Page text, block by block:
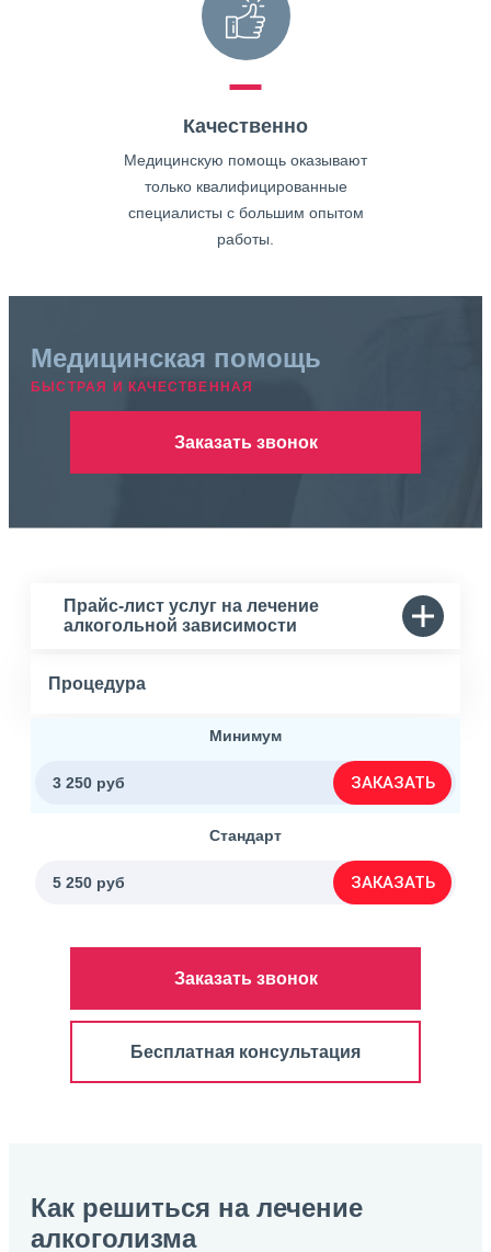
Качественно
Медицинскую помощь оказывают
только квалифицированные
специалисты с большим опытом
работы.
Медицинская помощь
БЫСТРАЯ И КАЧЕСТВЕННАЯ
Заказать звонок
Прайс-лист услуг на лечение
алкогольной зависимости
Процедура
Минимум
3 250 руб ЗАКАЗАТЬ
Стандарт
5 250 руб ЗАКАЗАТЬ
Заказать звонок
Бесплатная консультация
Как решиться на лечение
алкоголизма